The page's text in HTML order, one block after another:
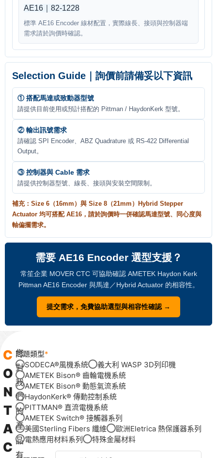
AE16｜82-1228
標準 AE16 Encoder 線材配置，實際線長、接頭與控制器端
需求請於詢價時確認。
Selection Guide｜詢價前請備妥以下資訊
① 搭配馬達或致動器型號
請提供目前使用或預計搭配的 Pittman / HaydonKerk 型號。
② 輸出訊號需求
請確認 SPI Encoder、ABZ Quadrature 或 RS-422 Differential
Output。
③ 控制器與 Cable 需求
請提供控制器型號、線長、接頭與安裝空間限制。
補充：Size 6（16mm）與 Size 8（21mm）Hybrid Stepper
Actuator 均可搭配 AE16，請於詢價時一併確認馬達型號、同心度與
軸偏擺需求。
需要 AE16 Encoder 選型支援？
常笙企業 MOVER CTC 可協助確認 AMETEK Haydon Kerk
Pittman AE16 Encoder 與馬達／Hybrid Actuator 的相容性。
提交需求，免費協助選型與相容性確認 →
C
O
N
T
A
C
您
對
我
們
的
產
品
有
問題類型
SODECA®風機系統
義大利 WASP 3D列印機
AMETEK Bison® 齒輪電機系統
AMETEK Bison® 動態氣流系統
HaydonKerk® 傳動控制系統
PITTMAN® 直流電機系統
AMETEK Switch® 接觸器系列
美國Sterling Fibers 纖維
歐洲Eletrica 熱保護器系列
電熱應用材料系列
特殊金屬材料